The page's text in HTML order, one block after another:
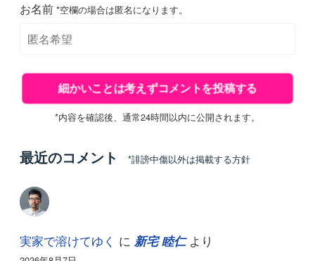
お名前 *空欄の場合は匿名になります。
*内容を確認後、通常24時間以内に公開されます。
最近のコメント *誹謗中傷以外は掲載する方針
実家で溶けてゆく に 新宅 睦仁より